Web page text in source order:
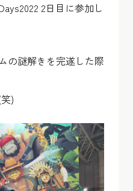
2日目に参加し
の謎解きを完遂した際
)